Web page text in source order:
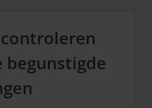
begunstigde